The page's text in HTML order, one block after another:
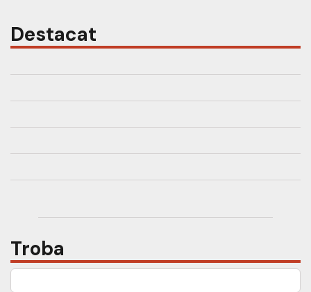
Destacat
Troba
Cerca: